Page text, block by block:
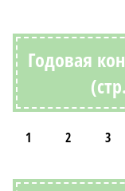
Годовая
1 2 3